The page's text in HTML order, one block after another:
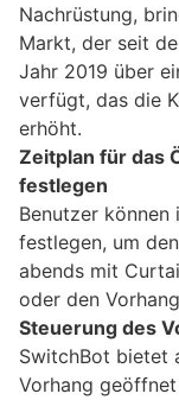
Nachrüstung,
Markt, der seit
Jahr 2019 über
verfügt, das die
erhöht.
Zeitplan für das
festlegen
Benutzer
festlegen, um
abends mit
oder den
Steuerung des
SwitchBot bietet
Vorhang